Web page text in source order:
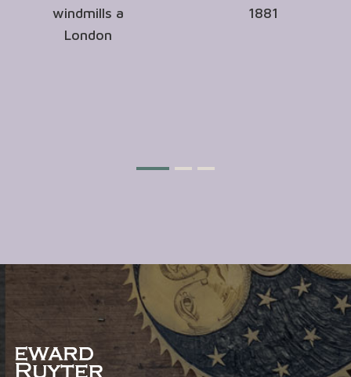
windmills a
London
1881